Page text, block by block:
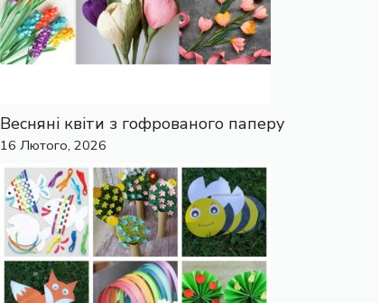
Весняні квіти з гофрованого паперу
16 Лютого, 2026